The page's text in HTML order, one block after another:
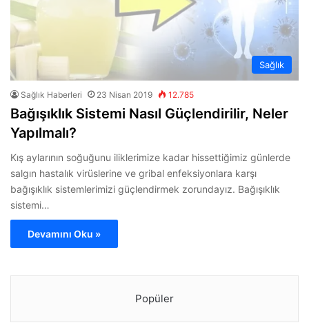
Sağlık
Sağlık Haberleri 23 Nisan 2019 12.785
Bağışıklık Sistemi Nasıl Güçlendirilir, Neler
Yapılmalı?
Kış aylarının soğuğunu iliklerimize kadar hissettiğimiz günlerde
salgın hastalık virüslerine ve gribal enfeksiyonlara karşı
bağışıklık sistemlerimizi güçlendirmek zorundayız. Bağışıklık
sistemi…
Devamını Oku »
Popüler